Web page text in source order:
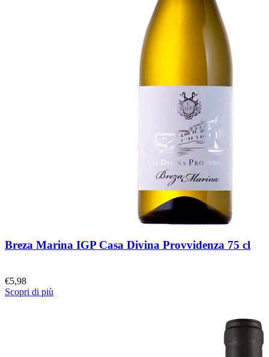
Breza Marina IGP Casa Divina Provvidenza 75 cl
€5,98
Scopri di più